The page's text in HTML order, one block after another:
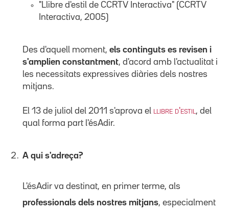
"Llibre d'estil de CCRTV Interactiva" (CCRTV
Interactiva, 2005)
Des d'aquell moment, els continguts es revisen i
s'amplien constantment, d'acord amb l'actualitat i
les necessitats expressives diàries dels nostres
mitjans.
El 13 de juliol del 2011 s'aprova el llibre d'estil , del
qual forma part l'ésAdir.
A qui s'adreça?
L'ésAdir va destinat, en primer terme, als
professionals dels nostres mitjans, especialment